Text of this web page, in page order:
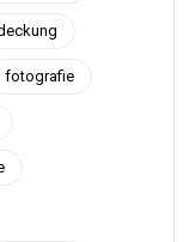
fotografie